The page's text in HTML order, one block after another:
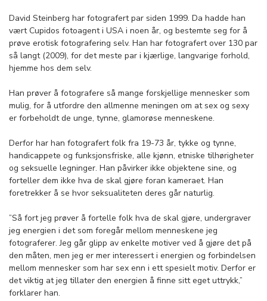
David Steinberg har fotografert par siden 1999. Da hadde han
vært Cupidos fotoagent i USA i noen år, og bestemte seg for å
prøve erotisk fotografering selv. Han har fotografert over 130 par
så langt (2009), for det meste par i kjærlige, langvarige forhold,
hjemme hos dem selv.
Han prøver å fotografere så mange forskjellige mennesker som
mulig, for å utfordre den allmenne meningen om at sex og sexy
er forbeholdt de unge, tynne, glamorøse menneskene.
Derfor har han fotografert folk fra 19-73 år, tykke og tynne,
handicappete og funksjonsfriske, alle kjønn, etniske tilhørigheter
og seksuelle legninger. Han påvirker ikke objektene sine, og
forteller dem ikke hva de skal gjøre foran kameraet. Han
foretrekker å se hvor seksualiteten deres går naturlig.
”Så fort jeg prøver å fortelle folk hva de skal gjøre, undergraver
jeg energien i det som foregår mellom menneskene jeg
fotograferer. Jeg går glipp av enkelte motiver ved å gjøre det på
den måten, men jeg er mer interessert i energien og forbindelsen
mellom mennesker som har sex enn i ett spesielt motiv. Derfor er
det viktig at jeg tillater den energien å finne sitt eget uttrykk,”
forklarer han.